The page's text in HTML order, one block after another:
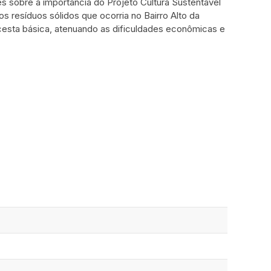
resíduos sólidos que ocorria no Bairro Alto da
básica, atenuando as dificuldades econômicas e